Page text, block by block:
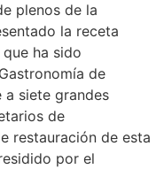
plenos de la
la receta
ha sido
de
a siete grandes
de
restauración de esta
por el